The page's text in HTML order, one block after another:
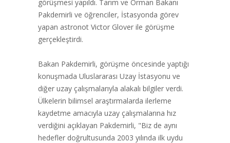
görüşmesi yapıldı. Tarım ve Orman Bakanı
Pakdemirli ve öğrenciler, İstasyonda görev
yapan astronot Victor Glover ile görüşme
gerçekleştirdi.
Bakan Pakdemirli, görüşme öncesinde yaptığı
konuşmada Uluslararası Uzay İstasyonu ve
diğer uzay çalışmalarıyla alakalı bilgiler verdi.
Ülkelerin bilimsel araştırmalarda ilerleme
kaydetme amacıyla uzay çalışmalarına hız
verdiğini açıklayan Pakdemirli, "Biz de aynı
hedefler doğrultusunda 2003 yılında ilk uydu